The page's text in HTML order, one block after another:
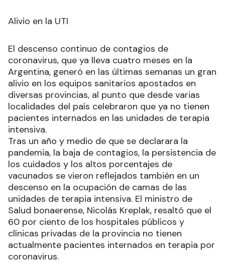
Alivio en la UTI
El descenso continuo de contagios de
coronavirus, que ya lleva cuatro meses en la
Argentina, generó en las últimas semanas un gran
alivio en los equipos sanitarios apostados en
diversas provincias, al punto que desde varias
localidades del país celebraron que ya no tienen
pacientes internados en las unidades de terapia
intensiva.
Tras un año y medio de que se declarara la
pandemia, la baja de contagios, la persistencia de
los cuidados y los altos porcentajes de
vacunados se vieron reflejados también en un
descenso en la ocupación de camas de las
unidades de terapia intensiva. El ministro de
Salud bonaerense, Nicolás Kreplak, resaltó que el
60 por ciento de los hospitales públicos y
clínicas privadas de la provincia no tienen
actualmente pacientes internados en terapia por
coronavirus.